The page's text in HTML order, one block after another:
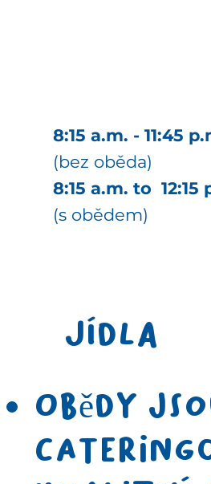
8:15 a.m. - 11:45
(bez oběda)
8:15 a.m. to 12:15
(s obědem)
Jídla
Obědy